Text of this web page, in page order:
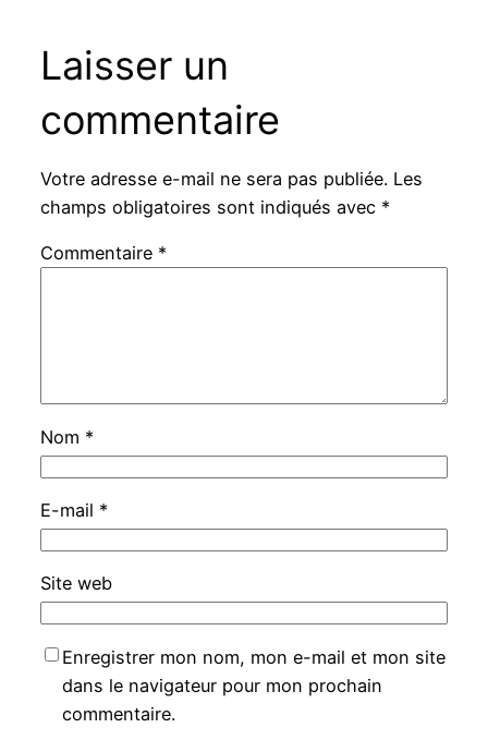
Laisser un
commentaire
Votre adresse e-mail ne sera pas publiée. Les
champs obligatoires sont indiqués avec *
Commentaire *
Nom *
E-mail *
Site web
Enregistrer mon nom, mon e-mail et mon site
dans le navigateur pour mon prochain
commentaire.